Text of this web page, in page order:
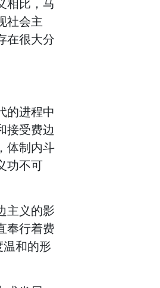
相比，马
社会主
在很大分
的进程中
接受费边
体制内斗
功不可
主义的影
奉行着费
和的形